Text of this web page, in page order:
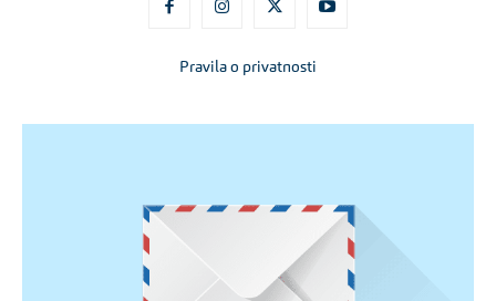
Pravila o privatnosti